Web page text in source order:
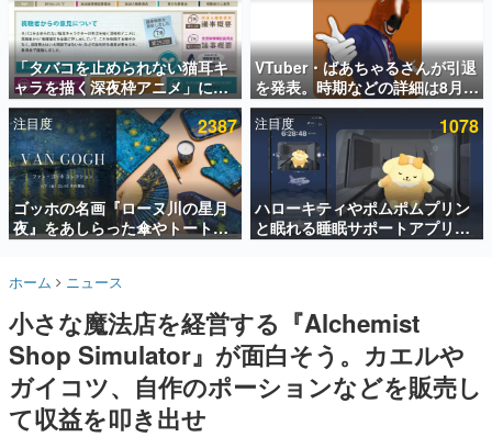
ゲームの企画書
名作ゲームクリエイターの方々に製作時のエピソードをお
聞きし、ヒットする企画（ゲーム）とは何か？を探ってい
きます。
赫本
この物語を解いてはいけない。『赫本』は、〈試験問題〉
の形をした短編ホラー小説集です。
新世代に訊く
これからのデジタルゲーム市場を担う若きクリエイター達
の姿を追い、彼らのルーツと情熱を探っていきます。
ゲームに多大な影響を受けた作家さんに取材し、ゲームが
日本のコンテンツ産業やカルチャーに与えた影響を探る企
画です。
日本モバイルゲーム産業史
日本のモバイルゲーム史における主要なトピック・タイト
ルを網羅するほか、開発者へのインタビューや識者による
解説を掲載。約20年の歴史が一望できる決定版！
「タバコを止められない猫耳キ
ャラを描く深夜枠アニメ」に視
聴者の一部から批判意見。違法
薬物の使用と思しき描写も含め
て、BPOが議論を交わす
VTuber・ばあちゃるさんが引退
を発表。時期などの詳細は8月9
日15時からの配信で説明
注目度 2387
ゴッホの名画『ローヌ川の星月
夜』をあしらった傘やトートバ
ッグなどが登場。8月7日21時よ
注目度 1078
ハローキティやポムポムプリン
と眠れる睡眠サポートアプリ
『ゆめたび』が配信中。キャラ
ホーム ニュース
小さな魔法店を経営する『Alchemist
Shop Simulator』が面白そう。カエルや
ガイコツ、自作のポーションなどを販売し
て収益を叩き出せ